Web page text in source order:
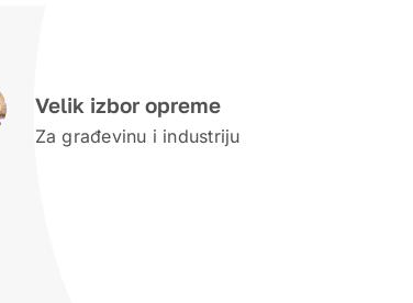
Velik izbor opreme
Za građevinu i industriju